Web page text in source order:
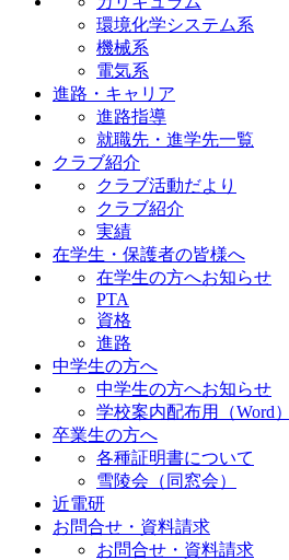
環境化学システム系
機械系
電気系
進路・キャリア
進路指導
就職先・進学先一覧
クラブ紹介
クラブ活動だより
クラブ紹介
実績
在学生・保護者の皆様へ
在学生の方へお知らせ
PTA
資格
進路
中学生の方へ
中学生の方へお知らせ
学校案内配布用（Word）
卒業生の方へ
各種証明書について
雪陵会（同窓会）
近電研
お問合せ・資料請求
お問合せ・資料請求